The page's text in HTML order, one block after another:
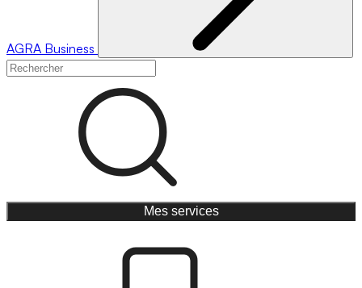
AGRA Business
Mes services